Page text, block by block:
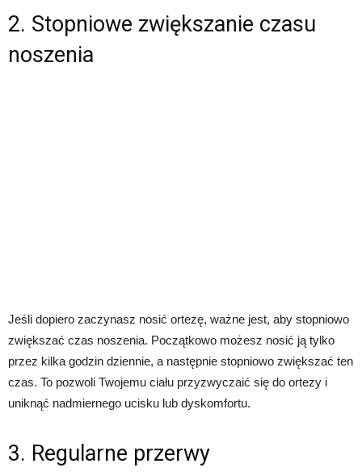
2. Stopniowe zwiększanie czasu
noszenia
Jeśli dopiero zaczynasz nosić ortezę, ważne jest, aby stopniowo
zwiększać czas noszenia. Początkowo możesz nosić ją tylko
przez kilka godzin dziennie, a następnie stopniowo zwiększać ten
czas. To pozwoli Twojemu ciału przyzwyczaić się do ortezy i
uniknąć nadmiernego ucisku lub dyskomfortu.
3. Regularne przerwy